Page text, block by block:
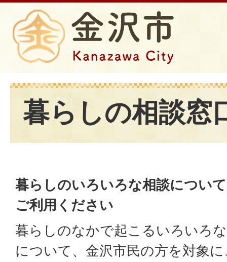
暮らしの相談窓
暮らしのいろいろな相談につい
ご利用ください
暮らしのなかで起こるいろいろ
について、金沢市民の方を対象